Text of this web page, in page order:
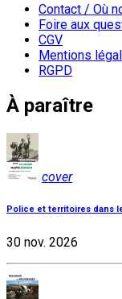
Contact / Où
Foire aux
CGV
Mentions
RGPD
À paraître
cover
Police et territoires dans
30 nov. 2026